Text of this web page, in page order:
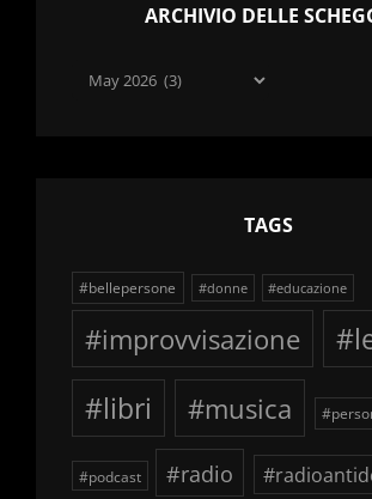
ARCHIVIO DELLE
Archivio
TAGS
#bellepersone #donne #educazione
#improvvisazione
#libri
#musica
#podcast #radio